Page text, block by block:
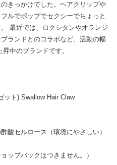
きっかけでした。ヘアクリップや
ルでポップでセクシーでちょっと
最近では、ロクシタンやオランジ
ランドとのコラボなど、活動の幅
中のブランドです。
ット) Swallow Hair Claw
酸セルロース（環境にやさしい）
ップバックはつきません。）